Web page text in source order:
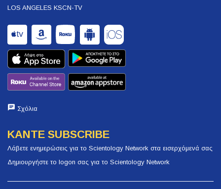
LOS ANGELES KSCN-TV
Σχόλια
ΚΑΝΤΕ SUBSCRIBE
Λάβετε ενημερώσεις για το Scientology Network στα εισερχόμενά σας
Δημιουργήστε το logon σας για το Scientology Network